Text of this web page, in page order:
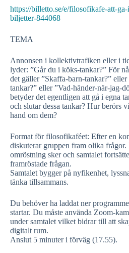
https://billetto.se/e/filosofikafe-att-
biljetter-844068
TEMA
Annonsen i kollektivtrafiken eller i
lyder: ”Går du i köks-tankar?” För
det gäller ”Skaffa-barn-tankar?”
tankar?” eller ”Vad-händer-när-jag-
betyder det egentligen att gå i egna
och slutar dessa tankar? Hur berörs
hand om dem?
Format för filosofikaféet: Efter en
diskuterar gruppen fram olika frågor.
omröstning sker och samtalet
framröstade frågan.
Samtalet bygger på nyfikenhet,
tänka tillsammans.
Du behöver ha laddat ner
startar. Du måste använda Zoom-
under samtalet vilket bidrar till att
digitalt rum.
Anslut 5 minuter i förväg (17.55).